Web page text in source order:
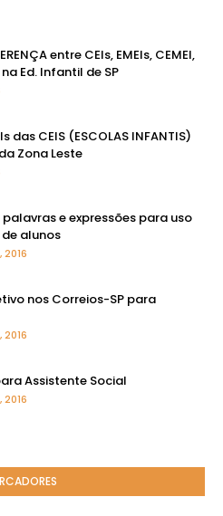
entre CEIs, EMEIs, CEMEI,
na Ed. Infantil de SP
das CEIS (ESCOLAS INFANTIS)
Zona Leste
e expressões para uso
alunos
2016
nos Correios-SP para
2016
Assistente Social
2016